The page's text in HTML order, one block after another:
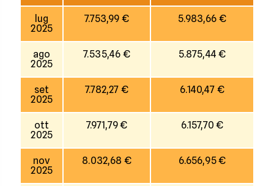
lug
2025
7.753,99 € 5.983,66 €
ago
2025
7.535,46 € 5.875,44 €
set
2025
7.782,27 € 6.140,47 €
ott
2025
7.971,79 € 6.157,70 €
nov
2025
8.032,68 € 6.656,95 €